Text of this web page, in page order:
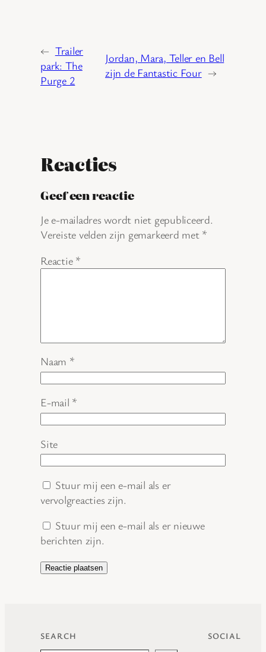
← Trailer
park: The
Purge 2
Jordan, Mara, Teller en Bell
zijn de Fantastic Four →
Reacties
Geef een reactie
Je e-mailadres wordt niet gepubliceerd.
Vereiste velden zijn gemarkeerd met *
Reactie *
Naam *
E-mail *
Site
Stuur mij een e-mail als er
vervolgreacties zijn.
Stuur mij een e-mail als er nieuwe
berichten zijn.
SEARCH SOCIAL